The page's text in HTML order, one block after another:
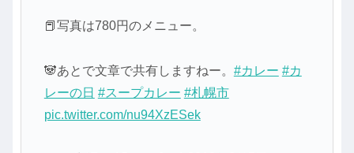
📕写真は780円のメニュー。
🐼あとで文章で共有しますねー。 #カレー #カ
レーの日 #スープカレー #札幌市
pic.twitter.com/nu94XzESek